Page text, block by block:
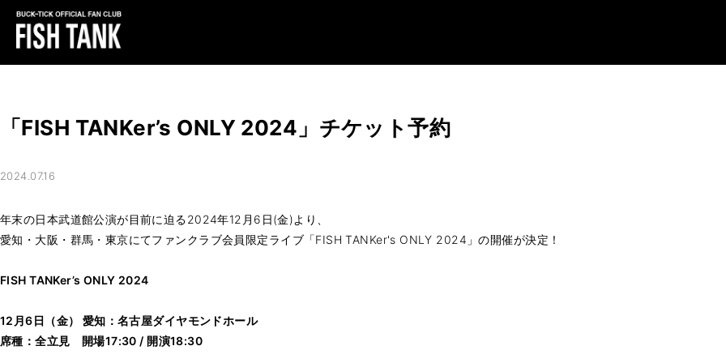
「FISH TANKer’s ONLY 2024」チケット予約
2024.07.16
年末の日本武道館公演が目前に迫る2024年12月6日(金)より、
愛知・大阪・群馬・東京にてファンクラブ会員限定ライブ「FISH TANKer's ONLY 2024」の開催が決定！
FISH TANKer’s ONLY 2024
12月6日（金） 愛知：名古屋ダイヤモンドホール
席種：全立見 開場17:30 / 開演18:30